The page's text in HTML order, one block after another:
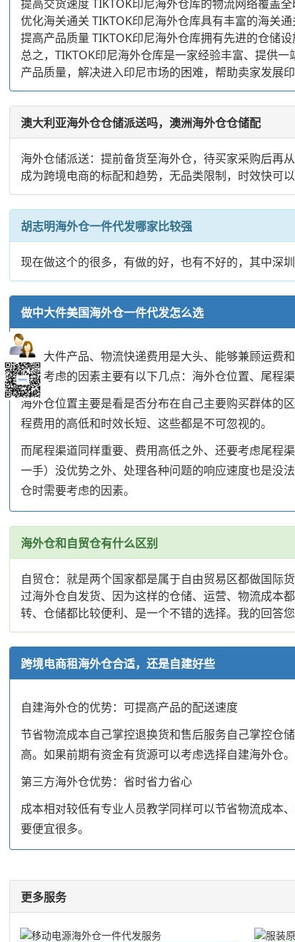
提高交货速度 TIKTOK印尼海外仓库的物流网络覆盖
优化海关通关 TIKTOK印尼海外仓库具有丰富的海关
提高产品质量 TIKTOK印尼海外仓库拥有先进的仓储
总之，TIKTOK印尼海外仓库是一家经验丰富、提供
产品质量，解决进入印尼市场的困难，帮助卖家发展印
澳大利亚海外仓仓储派送吗，澳洲海外仓仓储配
海外仓储派送：提前备货至海外仓，待买家采购后再
成为跨境电商的标配和趋势，无品类限制，时效快可
胡志明海外仓一件代发哪家比较强
现在做这个的很多，有做的好，也有不好的，其中深
做中大件美国海外仓一件代发怎么选
做中大件产品、物流快递费用是大头、能够兼顾运费
需要考虑的因素主要有以下几点：海外仓位置、尾程
海外仓位置主要是看是否分布在自己主要购买群体的
程费用的高低和时效长短、这些都是不可忽视的。
而尾程渠道同样重要、费用高低之外、还要考虑尾程
一手）没优势之外、处理各种问题的响应速度也是没
仓时需要考虑的因素。
海外仓和自贸仓有什么区别
自贸仓：就是两个国家都是属于自由贸易区都做国际
过海外仓自发货、因为这样的仓储、运营、物流成本
转、仓储都比较便利、是一个不错的选择。我的回答
跨境电商租海外仓合适，还是自建好些
自建海外仓的优势：可提高产品的配送速度
节省物流成本自己掌控退换货和售后服务自己掌控仓
高。如果前期有资金有货源可以考虑选择自建海外仓。
第三方海外仓优势：省时省力省心
成本相对较低有专业人员教学同样可以节省物流成本
要便宜很多。
更多服务